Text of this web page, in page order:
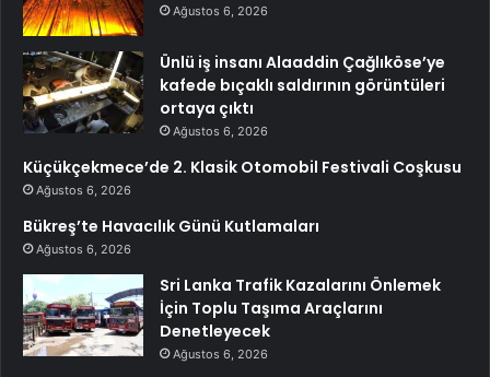
Ağustos 6, 2026
Ünlü iş insanı Alaaddin Çağlıköse’ye
kafede bıçaklı saldırının görüntüleri
ortaya çıktı
Ağustos 6, 2026
Küçükçekmece’de 2. Klasik Otomobil Festivali Coşkusu
Ağustos 6, 2026
Bükreş’te Havacılık Günü Kutlamaları
Ağustos 6, 2026
Sri Lanka Trafik Kazalarını Önlemek
İçin Toplu Taşıma Araçlarını
Denetleyecek
Ağustos 6, 2026